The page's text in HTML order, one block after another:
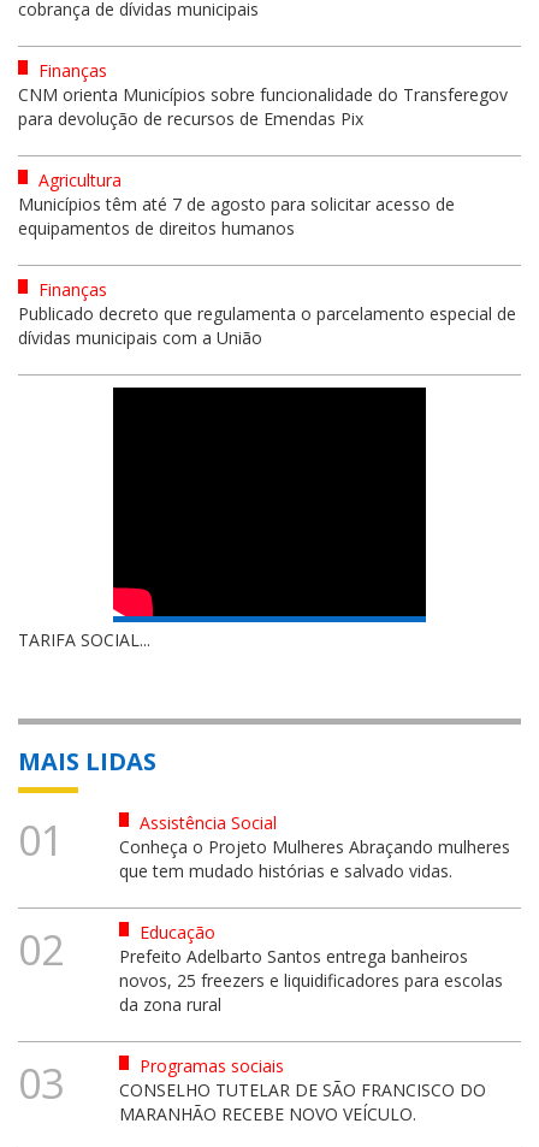
cobrança de dívidas municipais
Finanças
CNM orienta Municípios sobre funcionalidade do Transferegov
para devolução de recursos de Emendas Pix
Agricultura
Municípios têm até 7 de agosto para solicitar acesso de
equipamentos de direitos humanos
Finanças
Publicado decreto que regulamenta o parcelamento especial de
dívidas municipais com a União
TARIFA SOCIAL...
MAIS LIDAS
01
Assistência Social
Conheça o Projeto Mulheres Abraçando mulheres
que tem mudado histórias e salvado vidas.
02
Educação
Prefeito Adelbarto Santos entrega banheiros
novos, 25 freezers e liquidificadores para escolas
da zona rural
03
Programas sociais
CONSELHO TUTELAR DE SÃO FRANCISCO DO
MARANHÃO RECEBE NOVO VEÍCULO.